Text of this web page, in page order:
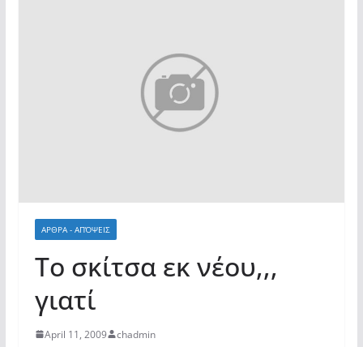
ΑΡΘΡΑ - ΑΠΌΨΕΙΣ
Το σκίτσα εκ νέου,,,
γιατί
April 11, 2009 chadmin